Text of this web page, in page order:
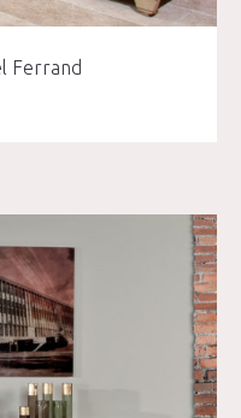
Ferrand